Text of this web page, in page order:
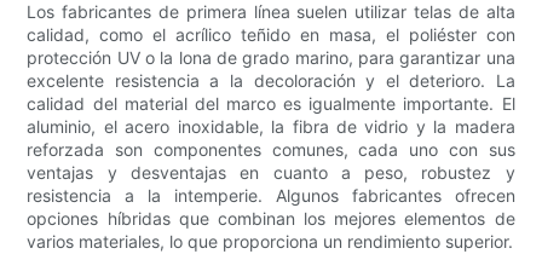
Los fabricantes de primera línea suelen utilizar telas de alta
calidad, como el acrílico teñido en masa, el poliéster con
protección UV o la lona de grado marino, para garantizar una
excelente resistencia a la decoloración y el deterioro. La
calidad del material del marco es igualmente importante. El
aluminio, el acero inoxidable, la fibra de vidrio y la madera
reforzada son componentes comunes, cada uno con sus
ventajas y desventajas en cuanto a peso, robustez y
resistencia a la intemperie. Algunos fabricantes ofrecen
opciones híbridas que combinan los mejores elementos de
varios materiales, lo que proporciona un rendimiento superior.